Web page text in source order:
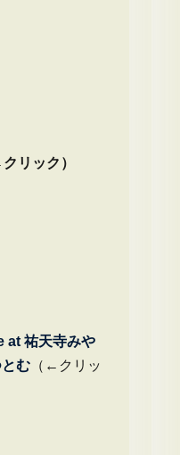
リック）
at 祐天寺みや
む（←クリッ